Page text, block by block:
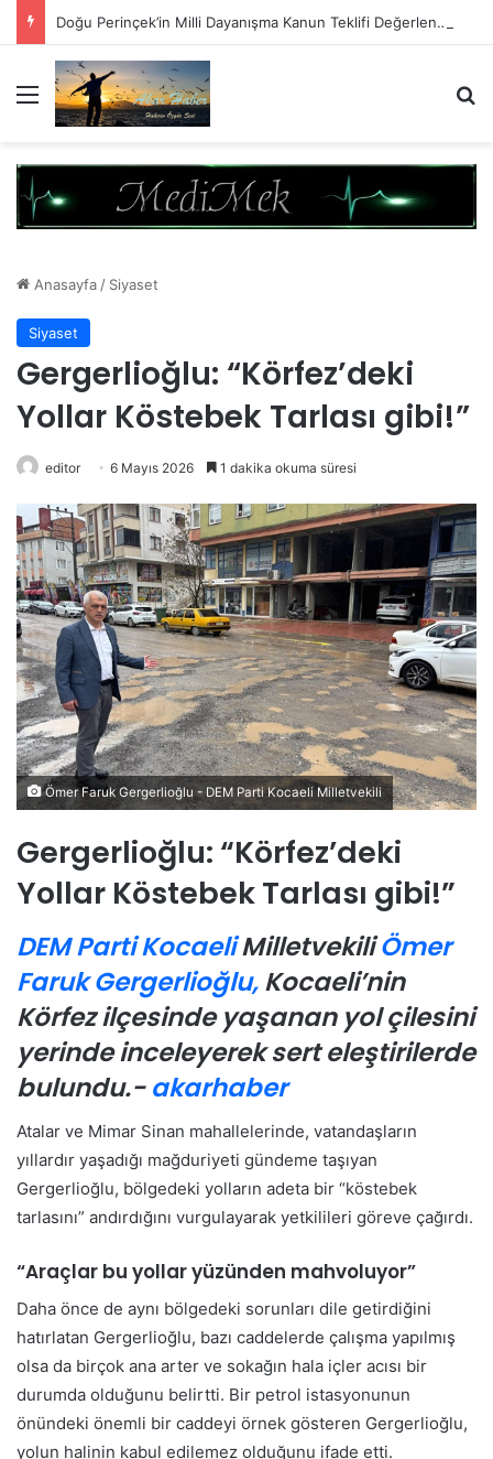
Doğu Perinçek’in Milli Dayanışma Kanun Teklifi Değerlendirmesi
Menü
Anasayfa / Siyaset
Siyaset
Gergerlioğlu: “Körfez’deki
Yollar Köstebek Tarlası gibi!”
editor 6 Mayıs 2026 1 dakika okuma süresi
Ömer Faruk Gergerlioğlu - DEM Parti Kocaeli Milletvekili
Gergerlioğlu: “Körfez’deki
Yollar Köstebek Tarlası gibi!”
DEM Parti KocaeliMilletvekiliÖmer
Faruk Gergerlioğlu,Kocaeli’nin
Körfez ilçesinde yaşanan yol çilesini
yerinde inceleyerek sert eleştirilerde
bulundu.-akarhaber
Atalar ve Mimar Sinan mahallelerinde, vatandaşların
yıllardır yaşadığı mağduriyeti gündeme taşıyan
Gergerlioğlu, bölgedeki yolların adeta bir “köstebek
tarlasını” andırdığını vurgulayarak yetkilileri göreve çağırdı.
“Araçlar bu yollar yüzünden mahvoluyor”
Daha önce de aynı bölgedeki sorunları dile getirdiğini
hatırlatan Gergerlioğlu, bazı caddelerde çalışma yapılmış
olsa da birçok ana arter ve sokağın hala içler acısı bir
durumda olduğunu belirtti. Bir petrol istasyonunun
önündeki önemli bir caddeyi örnek gösteren Gergerlioğlu,
yolun halinin kabul edilemez olduğunu ifade etti.